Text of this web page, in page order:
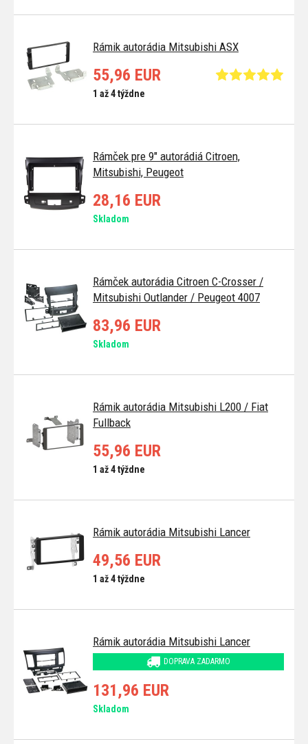
Rámik autorádia Mitsubishi ASX
55,96 EUR
1 až 4 týždne
Rámček pre 9" autorádiá Citroen,
Mitsubishi, Peugeot
28,16 EUR
Skladom
Rámček autorádia Citroen C-Crosser /
Mitsubishi Outlander / Peugeot 4007
83,96 EUR
Skladom
Rámik autorádia Mitsubishi L200 / Fiat
Fullback
55,96 EUR
1 až 4 týždne
Rámik autorádia Mitsubishi Lancer
49,56 EUR
1 až 4 týždne
Rámik autorádia Mitsubishi Lancer
DOPRAVA ZADARMO
131,96 EUR
Skladom